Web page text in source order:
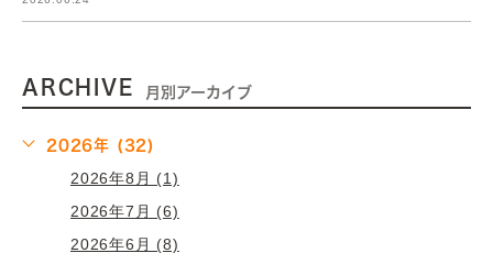
ARCHIVE 月別アーカイブ
2026年 (32)
2026年8月 (1)
2026年7月 (6)
2026年6月 (8)